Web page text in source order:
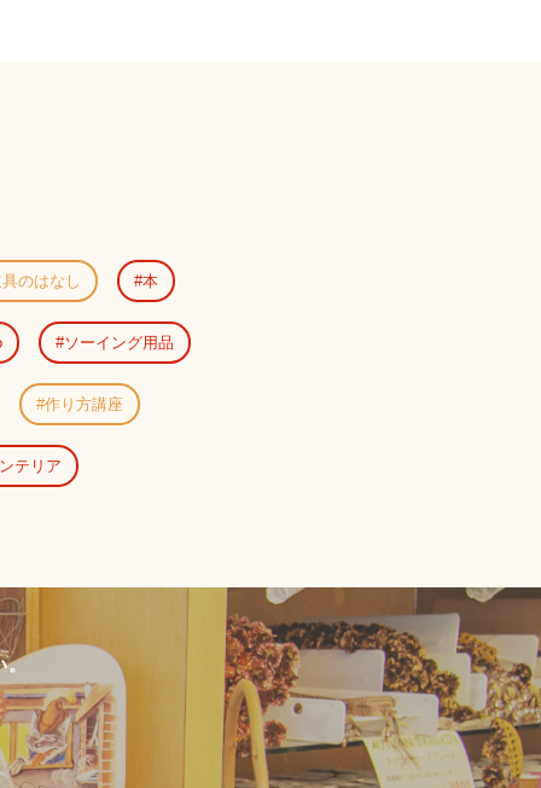
のはなし 本
ソーイング用品
作り方講座
テリア
。